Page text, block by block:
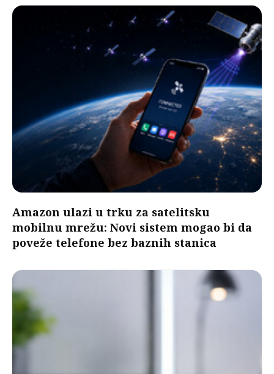
Amazon ulazi u trku za satelitsku
mobilnu mrežu: Novi sistem mogao bi da
poveže telefone bez baznih stanica